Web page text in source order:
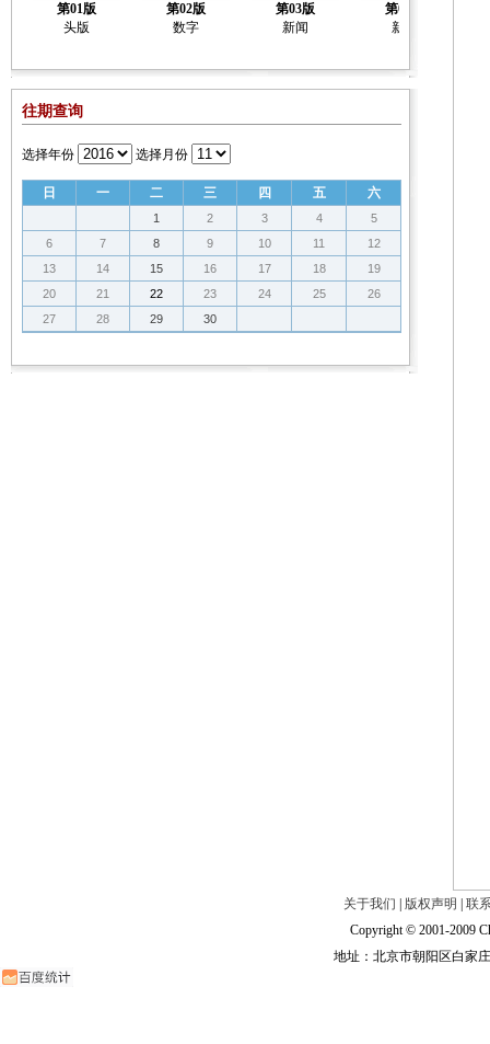
第01版
头版
第02版
数字
第03版
新闻
第04版
新闻
往期查询
选择年份 选择月份
日 一 二 三 四 五 六
1 2 3 4
5
6
7 8 9 10 11
12
13
14 15 16 17 18
19
20
21 22 23 24 25
26
27
28 29 30
关于我们 版权声明
联
Copyright © 2001-2009
地址：北京市朝阳区白家